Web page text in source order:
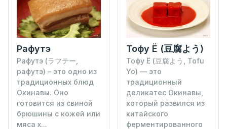
Рафутэ
Рафутэ (ラフテー,
рафутэ) – это одно из
традиционных блюд
Окинавы. Оно
готовится из свиной
брюшины с кожей или
мяса х...
Тофу Ё (豆腐よう)
Тофу Ё (豆腐よう, Tofu
Yo) — это
традиционный
деликатес Окинавы,
который развился из
китайского
ферментированного